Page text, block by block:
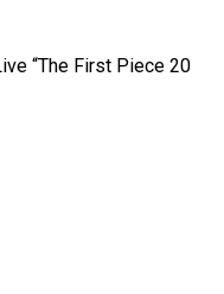
“The First Piece 20